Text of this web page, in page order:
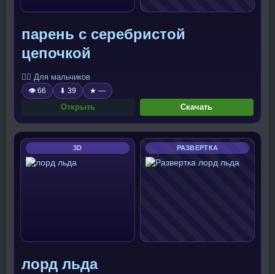
парень с серебристой
цепочкой
🧍‍♂️ Для мальчиков
👁 66 ⬇ 39 ★ —
Открыть Скачать
3D РАЗВЕРТКА
лорд льда